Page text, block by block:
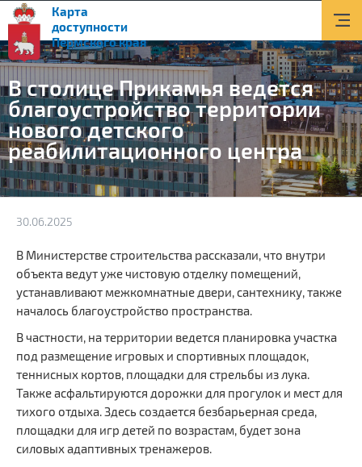
Карта
доступности
Пермского края
Документы
Приоритетные объекты
Новости
Транспорт
Информация
Контакты
Поиск
Версия для слабовидящих
Сайт Министерства социального развития
Регистрация
В столице Прикамья ведется
благоустройство территории
нового детского
реабилитационного центра
30.06.2025
В Министерстве строительства рассказали, что внутри
объекта ведут уже чистовую отделку помещений,
устанавливают межкомнатные двери, сантехнику, также
началось благоустройство пространства.
В частности, на территории ведется планировка участка
под размещение игровых и спортивных площадок,
теннисных кортов, площадки для стрельбы из лука.
Также асфальтируются дорожки для прогулок и мест для
тихого отдыха. Здесь создается безбарьерная среда,
площадки для игр детей по возрастам, будет зона
силовых адаптивных тренажеров.